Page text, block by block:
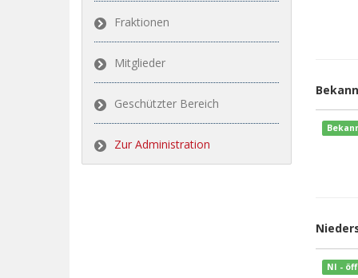
Fraktionen
Mitglieder
Geschützter Bereich
Zur Administration
NI -